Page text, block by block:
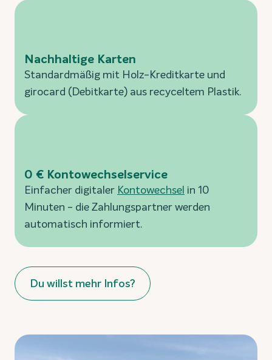
Nachhaltige Karten
Standardmäßig mit Holz-Kreditkarte und
girocard (Debitkarte) aus recyceltem Plastik.
0 € Kontowechselservice
Einfacher digitaler Kontowechsel in 10
Minuten - die Zahlungspartner werden
automatisch informiert.
Du willst mehr Infos?